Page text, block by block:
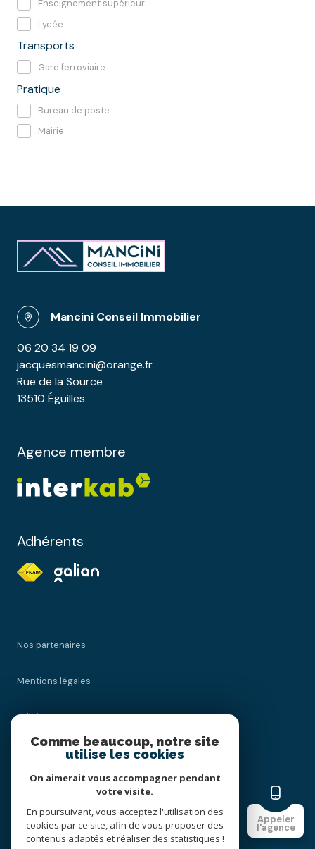
Appeler
l'agence
Enseignement supérieur
Lycée
Transports
Gare ferroviaire
Pratique
Bureau de poste
Mairie
Mancini Conseil Immobilier
06 20 34 19 09
jacquesmancini@orange.fr
Rue de la Source
13510 Éguilles
Agence membre
Adhérents
Nos partenaires
Mentions légales
Admin
Nos honoraires
Cookies
Comme beaucoup, notre site
utilise les cookies
On aimerait vous accompagner pendant
votre visite.
En poursuivant, vous acceptez l'utilisation des
cookies par ce site, afin de vous proposer des
contenus adaptés et réaliser des statistiques !